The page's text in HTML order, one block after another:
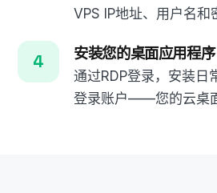
VPS IP地址、用户名和
安装您的桌面应用程序
通过RDP登录，安装日
登录账户——您的云桌